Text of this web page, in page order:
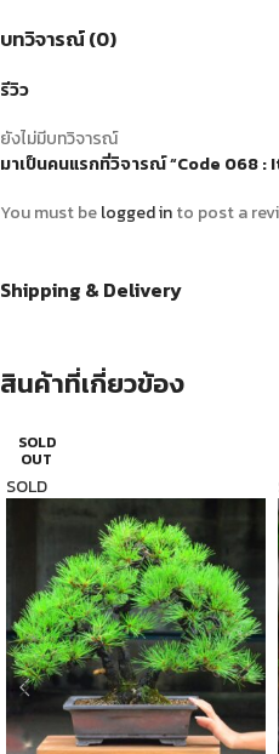
บทวิจารณ์ (0)
รีวิว
ยังไม่มีบทวิจารณ์
มาเป็นคนแรกที่วิจารณ์ “Code 068 :
You must belogged into post a
Shipping & Delivery
สินค้าที่เกี่ยวข้อง
SOLD
OUT
SOLD